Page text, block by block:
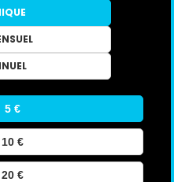
5 €
10 €
20 €